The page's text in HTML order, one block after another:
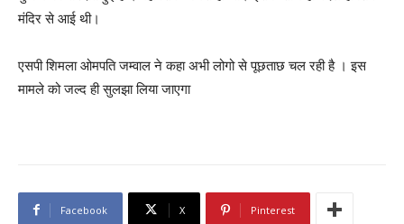
मंदिर से आई थी।
एसपी शिमला ओमपति जम्वाल ने कहा अभी लोगो से पूछताछ चल रही है । इस
मामले को जल्द ही सुलझा लिया जाएगा
Facebook X Pinterest